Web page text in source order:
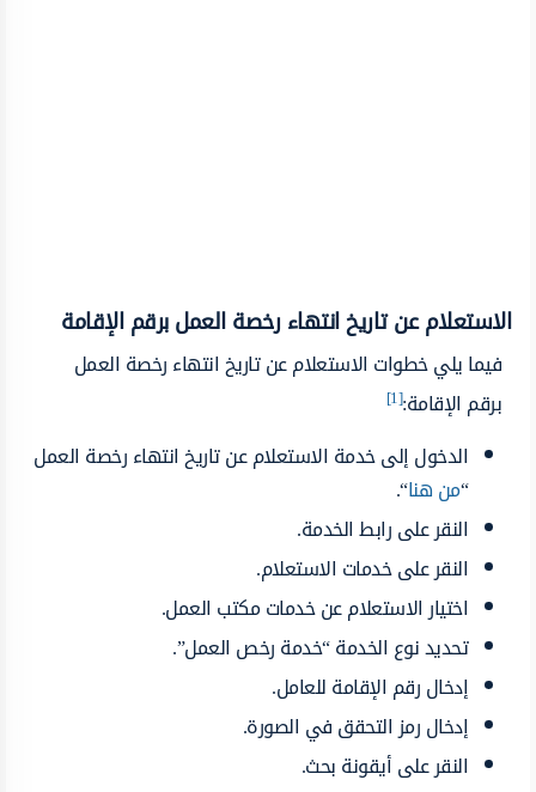
الاستعلام عن تاريخ انتهاء رخصة العمل برقم الإقامة
فيما يلي خطوات الاستعلام عن تاريخ انتهاء رخصة العمل
برقم الإقامة:[1]
الدخول إلى خدمة الاستعلام عن تاريخ انتهاء رخصة العمل
“من هنا“.
النقر على رابط الخدمة.
النقر على خدمات الاستعلام.
اختيار الاستعلام عن خدمات مكتب العمل.
تحديد نوع الخدمة “خدمة رخص العمل”.
إدخال رقم الإقامة للعامل.
إدخال رمز التحقق في الصورة.
النقر على أيقونة بحث.